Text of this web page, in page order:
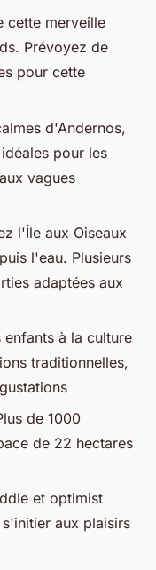
cette merveille
Prévoyez de
pour cette
d'Andernos,
pour les
vagues
l'Île aux Oiseaux
l'eau. Plusieurs
adaptées aux
à la culture
traditionnelles,
de 1000
de 22 hectares
et optimist
aux plaisirs